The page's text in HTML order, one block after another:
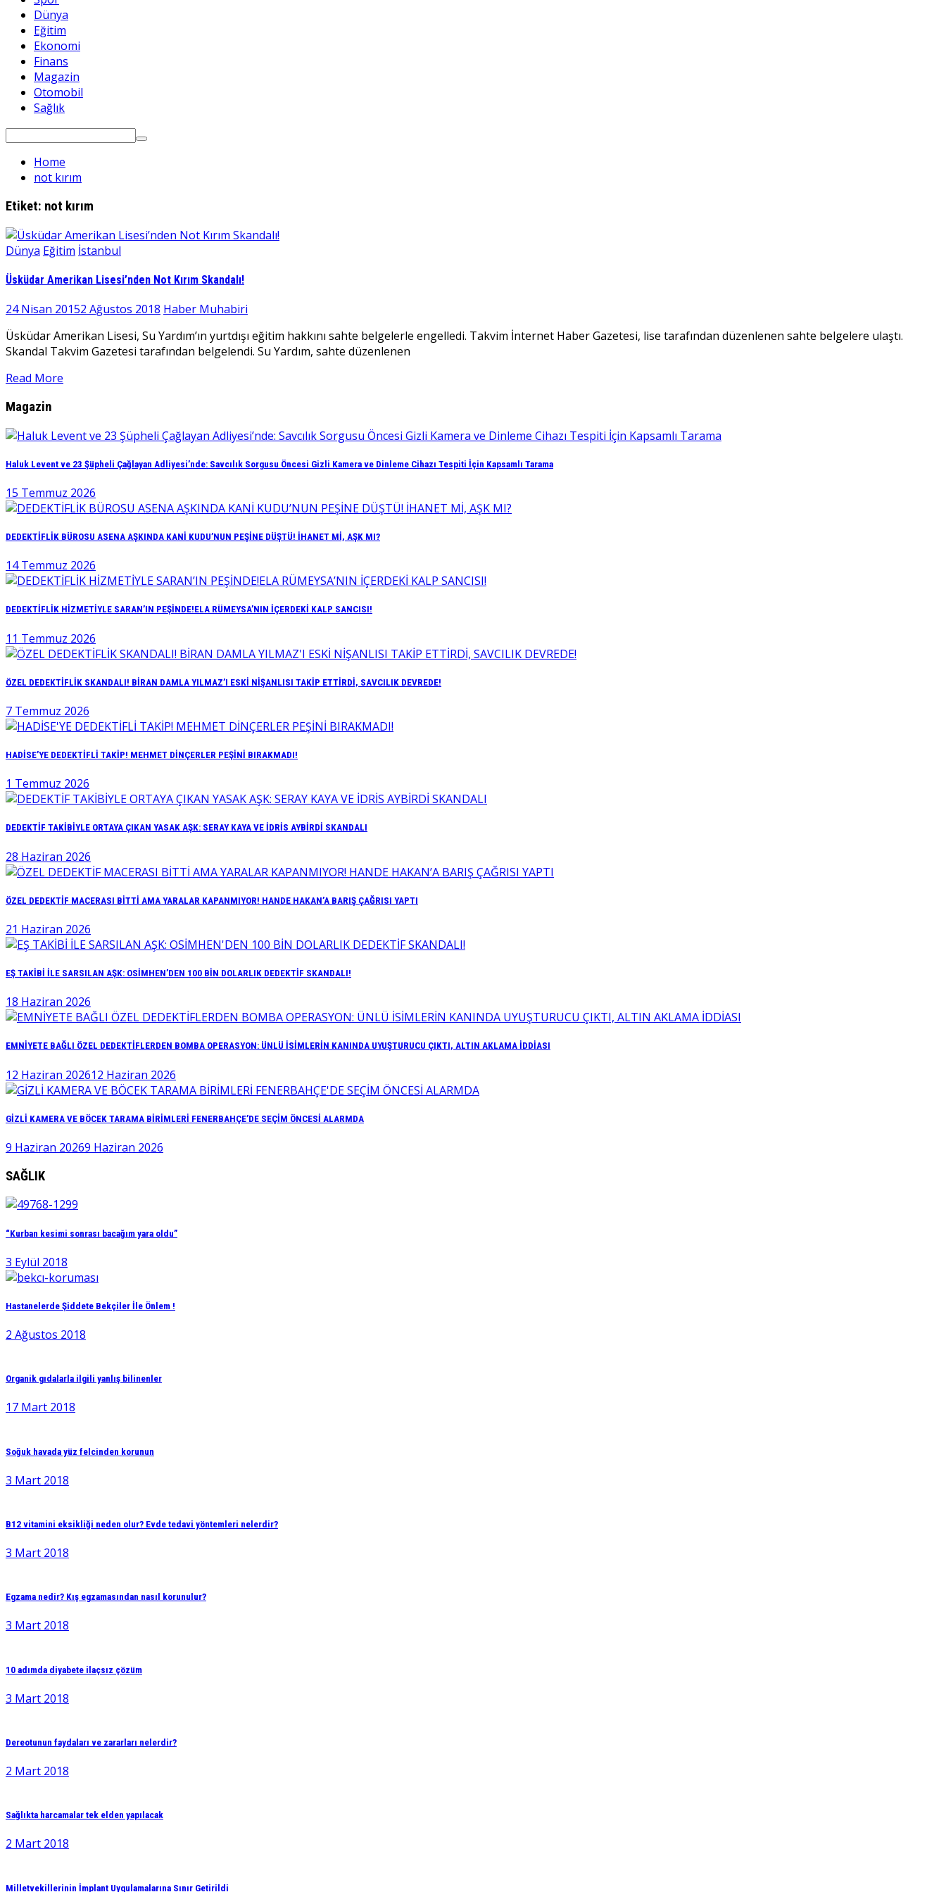
Dünya
Eğitim
Ekonomi
Finans
Magazin
Otomobil
Sağlık
Search
Home
not kırım
Etiket: not kırım
Dünya Eğitim İstanbul
Üsküdar Amerikan Lisesi’nden Not Kırım Skandalı!
24 Nisan 20152 Ağustos 2018 Haber Muhabiri
Üsküdar Amerikan Lisesi, Su Yardım’ın yurtdışı eğitim hakkını sahte belgelerle engelledi. Takvim İnternet Haber Gazetesi, lise tarafından düzenlenen sahte belgelere ulaştı.
Skandal Takvim Gazetesi tarafından belgelendi. Su Yardım, sahte düzenlenen
Read More
Magazin
Haluk Levent ve 23 Şüpheli Çağlayan Adliyesi’nde: Savcılık Sorgusu Öncesi Gizli Kamera ve Dinleme Cihazı Tespiti İçin Kapsamlı Tarama
15 Temmuz 2026
DEDEKTİFLİK BÜROSU ASENA AŞKINDA KANİ KUDU’NUN PEŞİNE DÜŞTÜ! İHANET Mİ, AŞK MI?
14 Temmuz 2026
DEDEKTİFLİK HİZMETİYLE SARAN’IN PEŞİNDE!ELA RÜMEYSA’NIN İÇERDEKİ KALP SANCISI!
11 Temmuz 2026
ÖZEL DEDEKTİFLİK SKANDALI! BİRAN DAMLA YILMAZ’I ESKİ NİŞANLISI TAKİP ETTİRDİ, SAVCILIK DEVREDE!
7 Temmuz 2026
HADİSE’YE DEDEKTİFLİ TAKİP! MEHMET DİNÇERLER PEŞİNİ BIRAKMADI!
1 Temmuz 2026
DEDEKTİF TAKİBİYLE ORTAYA ÇIKAN YASAK AŞK: SERAY KAYA VE İDRİS AYBİRDİ SKANDALI
28 Haziran 2026
ÖZEL DEDEKTİF MACERASI BİTTİ AMA YARALAR KAPANMIYOR! HANDE HAKAN’A BARIŞ ÇAĞRISI YAPTI
21 Haziran 2026
EŞ TAKİBİ İLE SARSILAN AŞK: OSİMHEN’DEN 100 BİN DOLARLIK DEDEKTİF SKANDALI!
18 Haziran 2026
EMNİYETE BAĞLI ÖZEL DEDEKTİFLERDEN BOMBA OPERASYON: ÜNLÜ İSİMLERİN KANINDA UYUŞTURUCU ÇIKTI, ALTIN AKLAMA İDDİASI
12 Haziran 202612 Haziran 2026
GİZLİ KAMERA VE BÖCEK TARAMA BİRİMLERİ FENERBAHÇE’DE SEÇİM ÖNCESİ ALARMDA
9 Haziran 20269 Haziran 2026
SAĞLIK
“Kurban kesimi sonrası bacağım yara oldu”
3 Eylül 2018
Hastanelerde Şiddete Bekçiler İle Önlem !
2 Ağustos 2018
Organik gıdalarla ilgili yanlış bilinenler
17 Mart 2018
Soğuk havada yüz felcinden korunun
3 Mart 2018
B12 vitamini eksikliği neden olur? Evde tedavi yöntemleri nelerdir?
3 Mart 2018
Egzama nedir? Kış egzamasından nasıl korunulur?
3 Mart 2018
10 adımda diyabete ilaçsız çözüm
3 Mart 2018
Dereotunun faydaları ve zararları nelerdir?
2 Mart 2018
Sağlıkta harcamalar tek elden yapılacak
2 Mart 2018
Milletvekillerinin İmplant Uygulamalarına Sınır Getirildi